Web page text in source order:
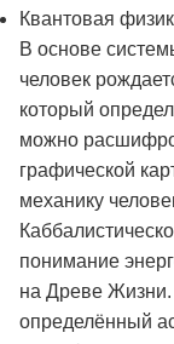
Квантовая
В основе
человек
который
можно
графической
механику
понимание
на Древе Жизни.
определённый